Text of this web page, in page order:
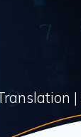
|